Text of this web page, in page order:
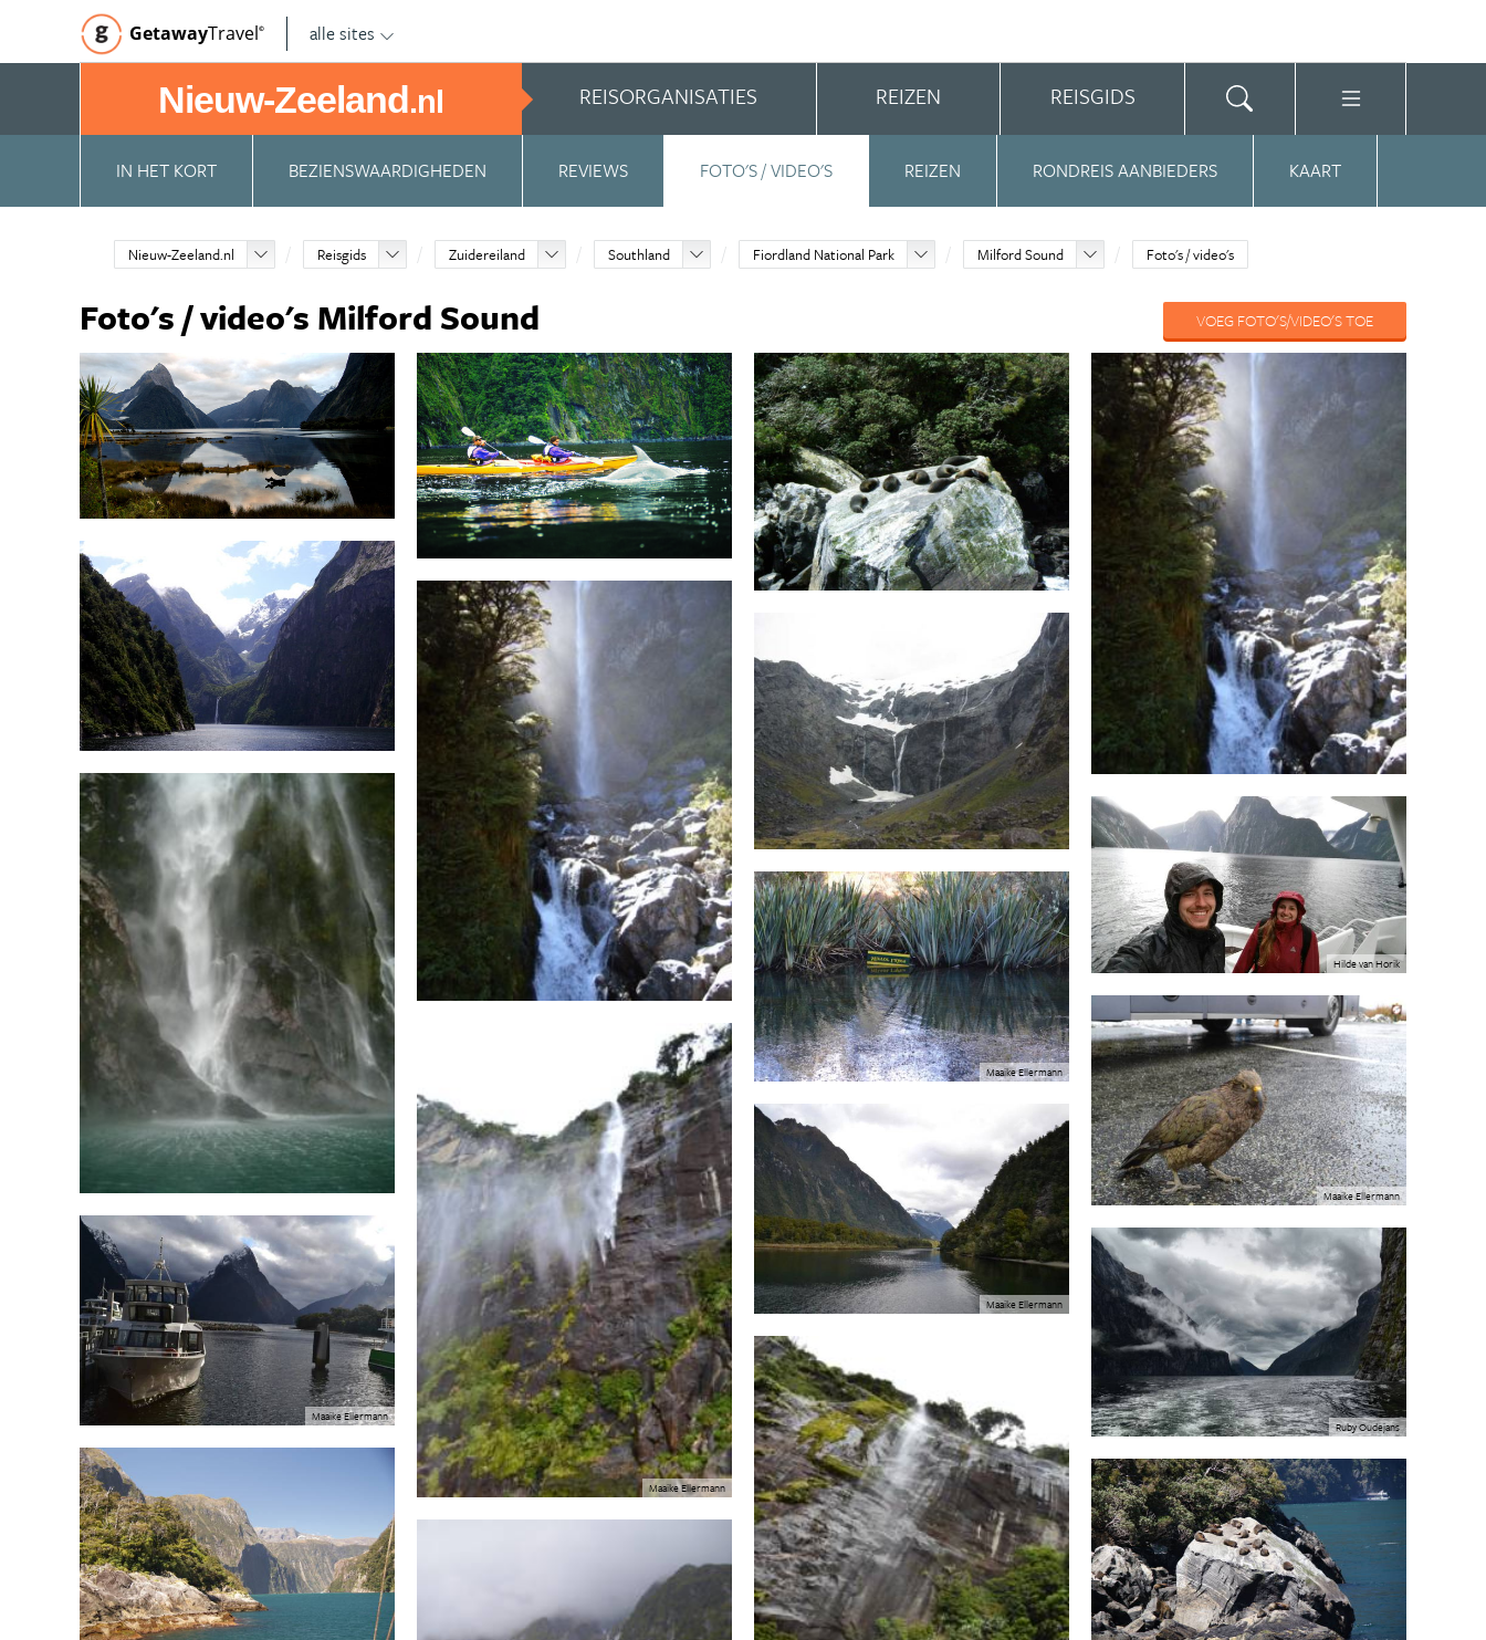
GetawayTravel© alle sites
Nieuw-Zeeland.nl REISORGANISATIES REIZEN REISGIDS
IN HET KORT BEZIENSWAARDIGHEDEN REVIEWS FOTO'S / VIDEO'S REIZEN RONDREIS AANBIEDERS KAART
Nieuw-Zeeland.nl Reisgids Zuidereiland Southland Fiordland National Park Milford Sound Foto's / video's
VOEG FOTO'S/VIDEO'S TOE
Foto's / video's Milford Sound
Hilde van Horik
Maaike Ellermann
Maaike Ellermann
Maaike Ellermann
Maaike Ellermann
Maaike Ellermann
Ruby Oudejans